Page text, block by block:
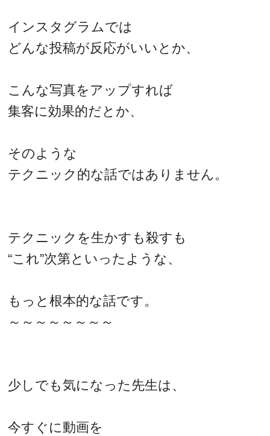
インスタグラムでは
どんな投稿が反応がいいとか、
こんな写真をアップすれば
集客に効果的だとか、
そのような
テクニック的な話ではありません。
テクニックを生かすも殺すも
“これ”次第といったような、
もっと根本的な話です。
～～～～～～～～
少しでも気になった先生は、
今すぐに動画を